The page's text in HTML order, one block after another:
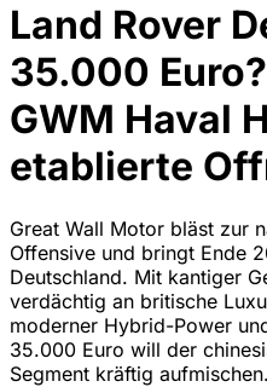
Land Rover
35.000
GWM Haval
etablierte
Great Wall Motor bläst zur
Offensive und bringt Ende
Deutschland. Mit kantiger
verdächtig an britische
moderner Hybrid-Power
35.000 Euro will der
Segment kräftig aufmischen.